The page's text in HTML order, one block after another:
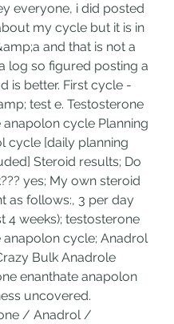
everyone, i did posted
my cycle but it is in
and that is not a
log so figured posting a
is better. First cycle -
test e. Testosterone
anapolon cycle Planning
cycle [daily planning
Steroid results; Do
yes; My own steroid
as follows:, 3 per day
4 weeks); testosterone
anapolon cycle; Anadrol
Bulk Anadrole
enanthate anapolon
uncovered.
/ Anadrol /